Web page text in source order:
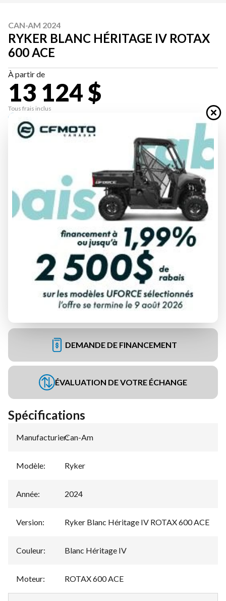
CAN-AM 2024
RYKER BLANC HÉRITAGE IV ROTAX
600 ACE
À partir de
13 124 $
Tous frais inclus
CALCULATRICE DE PAIEMENT
DEMANDE DE FINANCEMENT
ÉVALUATION DE VOTRE ÉCHANGE
Spécifications
Manufacturier:
Can-Am
Modèle: Ryker
Année: 2024
Version: Ryker Blanc Héritage IV ROTAX 600 ACE
Couleur: Blanc Héritage IV
Moteur: ROTAX 600 ACE